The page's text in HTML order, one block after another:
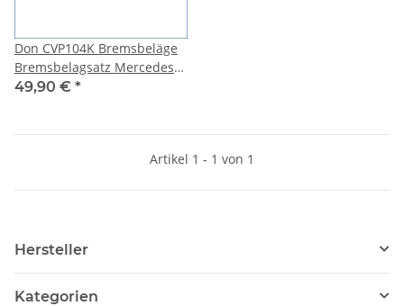
Don CVP104K Bremsbeläge
Bremsbelagsatz Mercedes
Benz SPRINTER 5-t (905)
49,90 € *
Artikel 1 - 1 von 1
Hersteller
Kategorien